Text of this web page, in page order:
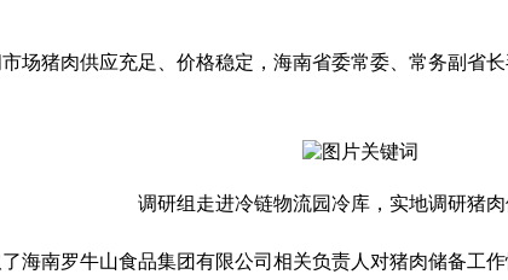
场猪肉供应充足、价格稳定，海南省委常委、常务副省
调研组走进冷链物流园冷库，实地调研猪
海南罗牛山食品集团有限公司相关负责人对猪肉储备工